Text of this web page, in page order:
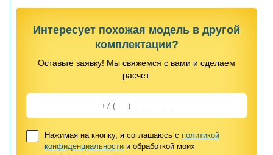
Интересует похожая модель в другой
комплектации?
Оставьте заявку! Мы свяжемся с вами и сделаем
расчет.
Нажимая на кнопку, я соглашаюсь с политикой
конфиденциальности и обработкой моих